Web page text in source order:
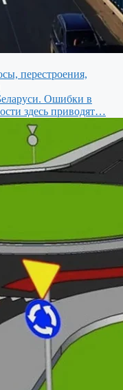
перестроения,
Ошибки в
здесь приводят…